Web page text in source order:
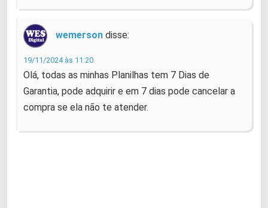
wemerson disse:
19/11/2024 às 11:20
Olá, todas as minhas Planilhas tem 7 Dias de
Garantia, pode adquirir e em 7 dias pode cancelar a
compra se ela não te atender.